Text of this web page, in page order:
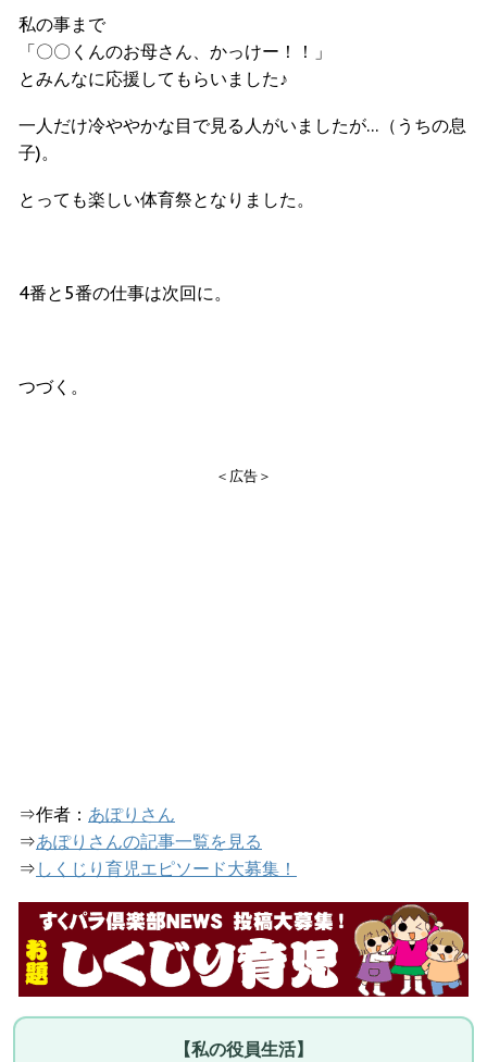
私の事まで
「〇〇くんのお母さん、かっけー！！」
とみんなに応援してもらいました♪
一人だけ冷ややかな目で見る人がいましたが…（うちの息
子)。
とっても楽しい体育祭となりました。
4番と5番の仕事は次回に。
つづく。
＜広告＞
⇒作者： あぽりさん
⇒あぽりさんの記事一覧を見る
⇒ しくじり育児エピソード大募集！
【私の役員生活】